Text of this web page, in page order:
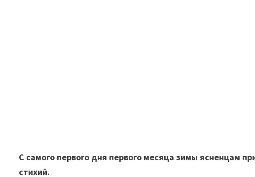
С самого первого дня первого месяца зимы ясненцам
стихий.